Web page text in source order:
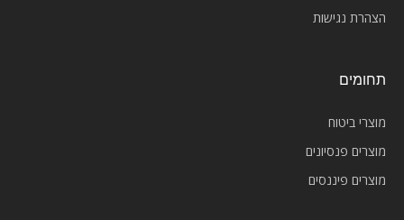
הצהרת נגישות
תחומים
מוצרי ביטוח
מוצרים פנסיונים
מוצרים פיננסים